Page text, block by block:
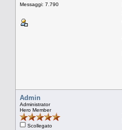
Messaggi: 7.790
Admin
Administrator
Hero Member
Scollegato